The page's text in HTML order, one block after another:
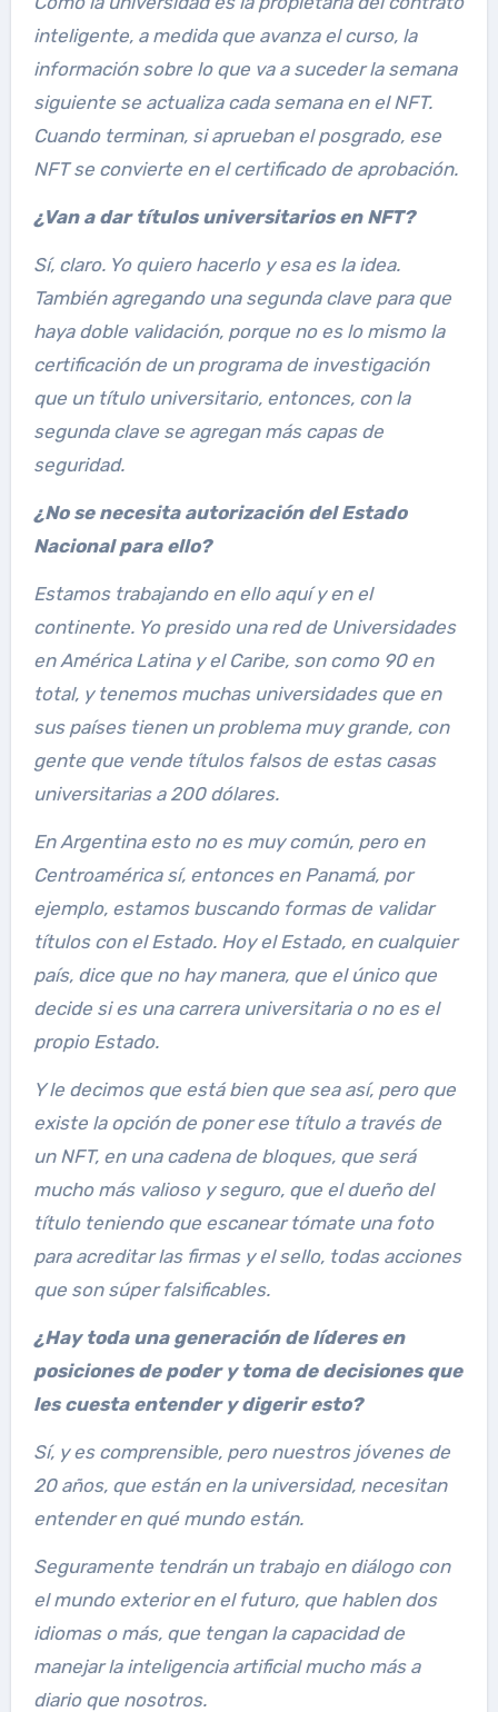
inteligente, a medida que avanza el curso, la
información sobre lo que va a suceder la semana
siguiente se actualiza cada semana en el NFT.
Cuando terminan, si aprueban el posgrado, ese
NFT se convierte en el certificado de aprobación.
¿Van a dar títulos universitarios en NFT?
Sí, claro. Yo quiero hacerlo y esa es la idea.
También agregando una segunda clave para que
haya doble validación, porque no es lo mismo la
certificación de un programa de investigación
que un título universitario, entonces, con la
segunda clave se agregan más capas de
seguridad.
¿No se necesita autorización del Estado
Nacional para ello?
Estamos trabajando en ello aquí y en el
continente. Yo presido una red de Universidades
en América Latina y el Caribe, son como 90 en
total, y tenemos muchas universidades que en
sus países tienen un problema muy grande, con
gente que vende títulos falsos de estas casas
universitarias a 200 dólares.
En Argentina esto no es muy común, pero en
Centroamérica sí, entonces en Panamá, por
ejemplo, estamos buscando formas de validar
títulos con el Estado. Hoy el Estado, en cualquier
país, dice que no hay manera, que el único que
decide si es una carrera universitaria o no es el
propio Estado.
Y le decimos que está bien que sea así, pero que
existe la opción de poner ese título a través de
un NFT, en una cadena de bloques, que será
mucho más valioso y seguro, que el dueño del
título teniendo que escanear tómate una foto
para acreditar las firmas y el sello, todas acciones
que son súper falsificables.
¿Hay toda una generación de líderes en
posiciones de poder y toma de decisiones que
les cuesta entender y digerir esto?
Sí, y es comprensible, pero nuestros jóvenes de
20 años, que están en la universidad, necesitan
entender en qué mundo están.
Seguramente tendrán un trabajo en diálogo con
el mundo exterior en el futuro, que hablen dos
idiomas o más, que tengan la capacidad de
manejar la inteligencia artificial mucho más a
diario que nosotros.